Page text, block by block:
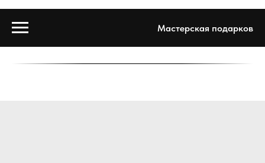
Мастерская подарков